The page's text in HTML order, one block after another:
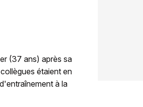
(37 ans) après sa
étaient en
à la